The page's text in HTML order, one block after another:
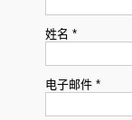
姓名 *
电子邮件 *